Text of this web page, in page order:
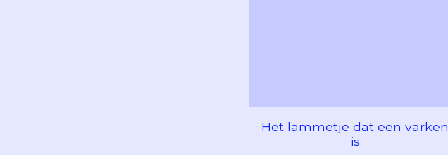
Het lammetje dat een varken
is